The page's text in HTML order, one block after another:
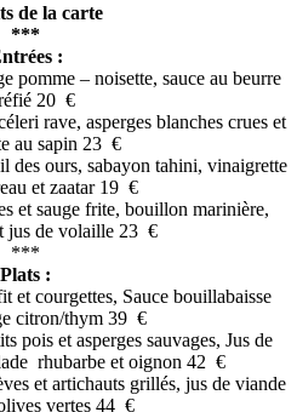
de la carte
***
:
pomme – noisette, sauce au beurre
20 €
rave, asperges blanches crues et
au sapin 23 €
des ours, sabayon tahini, vinaigrette
et zaatar 19 €
et sauge frite, bouillon marinière,
jus de volaille 23 €
***
Plats :
et courgettes, Sauce bouillabaisse
citron/thym 39 €
pois et asperges sauvages, Jus de
rhubarbe et oignon 42 €
et artichauts grillés, jus de viande
vertes 44 €